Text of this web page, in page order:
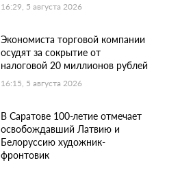
16:29, 5 августа 2026
Экономиста торговой компании
осудят за сокрытие от
налоговой 20 миллионов рублей
16:15, 5 августа 2026
В Саратове 100-летие отмечает
освобождавший Латвию и
Белоруссию художник-
фронтовик